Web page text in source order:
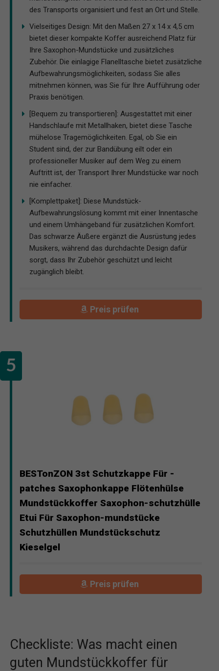
des Transports organisiert und fest an Ort und Stelle.
Vielseitiges Design: Mit den Maßen 27 x 14 x 4,5 cm
bietet dieser kompakte Koffer ausreichend Platz für
Ihre Saxophon-Mundstücke und zusätzliches
Zubehör. Die einlagige Flanelltasche bietet zusätzliche
Aufbewahrungsmöglichkeiten, sodass Sie alles
mitnehmen können, was Sie für Ihre Aufführung oder
Praxis benötigen.
[Bequem zu transportieren]: Ausgestattet mit einer
Handschlaufe mit Metallhaken, bietet diese Tasche
mühelose Tragemöglichkeiten. Egal, ob Sie ein
Student sind, der zur Bandübung eilt oder ein
professioneller Musiker auf dem Weg zu einem
Auftritt ist, der Transport Ihrer Mundstücke war noch
nie einfacher.
[Komplettpaket]: Diese Mundstück-
Aufbewahrungslösung kommt mit einer Innentasche
und einem Umhängeband für zusätzlichen Komfort.
Das schwarze Äußere ergänzt die Ausrüstung jedes
Musikers, während das durchdachte Design dafür
sorgt, dass Ihr Zubehör geschützt und leicht
zugänglich bleibt.
Preis prüfen
BESTonZON 3st Schutzkappe Für -
patches Saxophonkappe Flötenhülse
Mundstückkoffer Saxophon-schutzhülle
Etui Für Saxophon-mundstücke
Schutzhüllen Mundstückschutz
Kieselgel
Preis prüfen
Checkliste: Was macht einen
guten Mundstückkoffer für